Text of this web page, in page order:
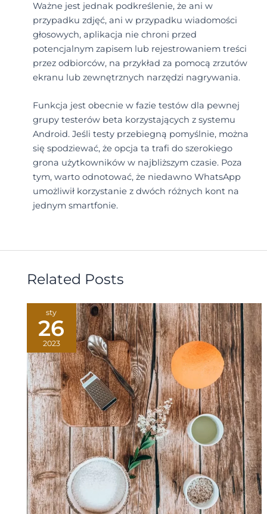
Ważne jest jednak podkreślenie, że ani w
przypadku zdjęć, ani w przypadku wiadomości
głosowych, aplikacja nie chroni przed
potencjalnym zapisem lub rejestrowaniem treści
przez odbiorców, na przykład za pomocą zrzutów
ekranu lub zewnętrznych narzędzi nagrywania.
Funkcja jest obecnie w fazie testów dla pewnej
grupy testerów beta korzystających z systemu
Android. Jeśli testy przebiegną pomyślnie, można
się spodziewać, że opcja ta trafi do szerokiego
grona użytkowników w najbliższym czasie. Poza
tym, warto odnotować, że niedawno WhatsApp
umożliwił korzystanie z dwóch różnych kont na
jednym smartfonie.
Related Posts
sty
26
2023